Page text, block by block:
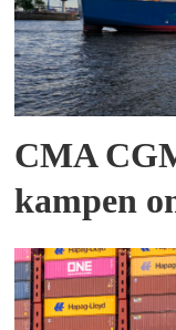
CMA
kampen